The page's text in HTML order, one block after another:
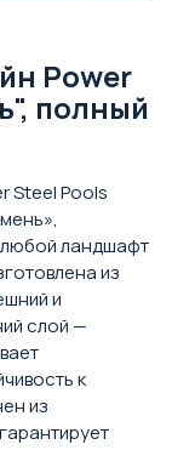
Power
полный
Steel Pools
любой ландшафт
из
и
слой —
к
из